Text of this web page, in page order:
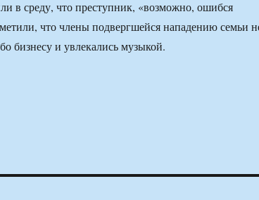
в среду, что преступник, «возможно, ошибся
что члены подвергшейся нападению семьи
бизнесу и увлекались музыкой.